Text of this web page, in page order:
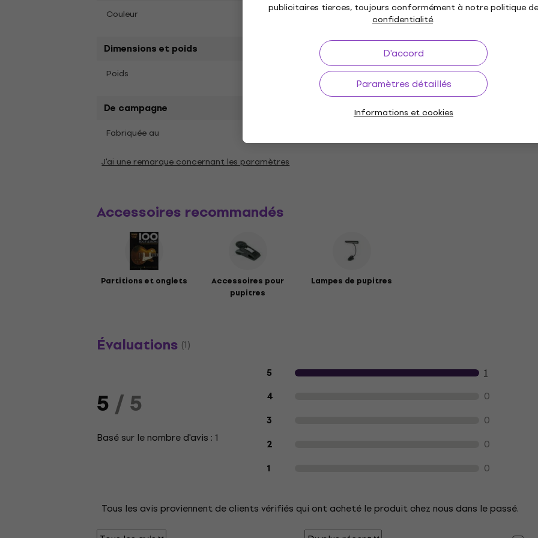
publicitaires tierces, toujours conformément à notre politique de
confidentialité.
D'accord
Paramètres détaillés
Informations et cookies
Couleur
Dimensions et poids
Poids
De campagne
Fabriquée au
J'ai une remarque concernant les paramètres
Accessoires recommandés
Partitions et onglets
Accessoires pour
pupitres
Lampes de pupitres
Évaluations (1)
5/ 5
Basé sur le nombre d'avis : 1
Avis des clients sur le produit
5 1
4 0
3 0
2 0
1 0
Tous les avis proviennent de clients vérifiés qui ont acheté le produit chez nous dans le passé.